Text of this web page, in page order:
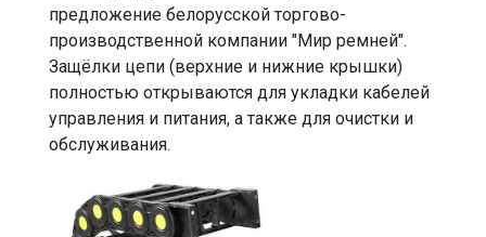
предложение белорусской торгово-
производственной компании "Мир ремней".
Защёлки цепи (верхние и нижние крышки)
полностью открываются для укладки кабелей
управления и питания, а также для очистки и
обслуживания.